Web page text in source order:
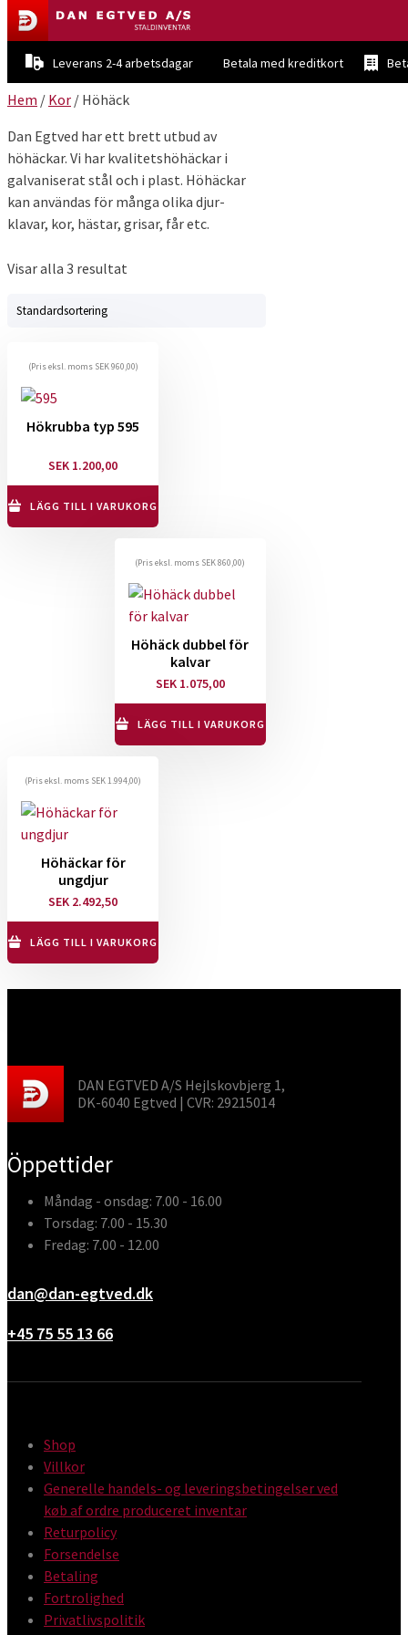
Leverans 2-4 arbetsdagar Betala med kreditkort
Hem / Kor / Höhäck
Dan Egtved har ett brett utbud av
höhäckar. Vi har kvalitetshöhäckar i
galvaniserat stål och i plast. Höhäckar
kan användas för många olika djur-
klavar, kor, hästar, grisar, får etc.
Visar alla 3 resultat
(Pris eksl. moms SEK960,00)
Hökrubba typ 595
SEK 1.200,00
LÄGG TILL I VARUKORG
(Pris eksl. moms SEK860,00)
Höhäck dubbel för
kalvar
SEK1.075,00
LÄGG TILL I VARUKORG
(Pris eksl. moms SEK1.994,00)
Höhäckar för
ungdjur
SEK 2.492,50
LÄGG TILL I VARUKORG
DAN EGTVED A/S Hejlskovbjerg 1,
DK-6040 Egtved | CVR: 29215014
Öppettider
Måndag - onsdag: 7.00 - 16.00
Torsdag: 7.00 - 15.30
Fredag: 7.00 - 12.00
dan@dan-egtved.dk
+45 75 55 13 66
Shop
Villkor
Generelle handels- og leveringsbetingelser ved
køb af ordre produceret inventar
Returpolicy
Forsendelse
Betaling
Fortrolighed
Privatlivspolitik